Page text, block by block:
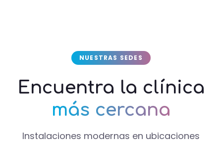
NUESTRAS SEDES
Encuentra la clínica
más cercana
Instalaciones modernas en ubicaciones